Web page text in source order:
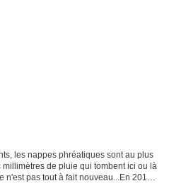
les nappes phréatiques sont au plus
de pluie qui tombent ici ou là
n'est pas tout à fait nouveau...En 2015